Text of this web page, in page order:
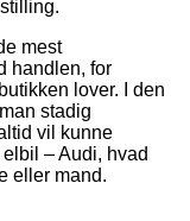
mest
handlen, for
lover. I den
stadig
vil kunne
– Audi, hvad
eller mand.